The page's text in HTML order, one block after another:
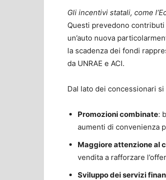
Gli incentivi statali, come
Questi prevedono
un’auto nuova
la scadenza dei fondi
da UNRAE e ACI.
Dal lato dei concessionari
Promozioni combinate:
aumenti di convenienza
Maggiore attenzione al
vendita a rafforzare
Sviluppo dei servizi